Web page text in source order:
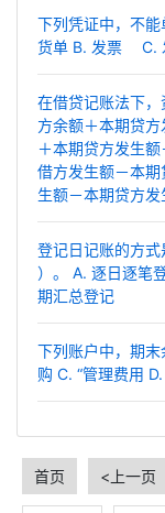
下列凭证中，不
货单 B. 发票 C.
在借贷记账法下
方余额＋本期贷
＋本期贷方发生
借方发生额－本
生额－本期贷方发
登记日记账的方
）。 A. 逐日逐笔
期汇总登记
下列账户中，期
购 C. “管理费用
首页 <上一页